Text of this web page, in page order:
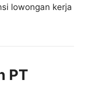
lowongan kerja
PT